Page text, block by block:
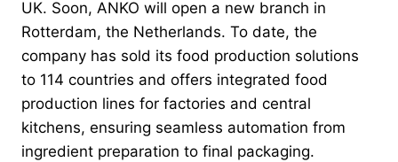
UK. Soon, ANKO will open a new branch in
Rotterdam, the Netherlands. To date, the
company has sold its food production solutions
to 114 countries and offers integrated food
production lines for factories and central
kitchens, ensuring seamless automation from
ingredient preparation to final packaging.